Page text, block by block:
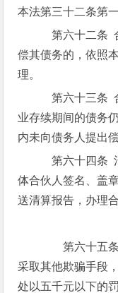
本法第三十二条第
第六十二条
偿其债务的，依照
理。
第六十三条
业存续期间的债务
内未向债务人提出
第六十四条
体合伙人签名、盖
送清算报告，办理
第六十五条
采取其他欺骗手段
处以五千元以下的